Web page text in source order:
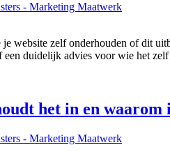
- Marketing Maatwerk
website zelf onderhouden of dit
een duidelijk advies voor wie het
het in en
- Marketing Maatwerk